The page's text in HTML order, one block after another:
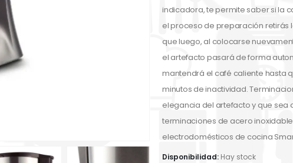
indicadora, te permite saber si la
el proceso de preparación retirás
que luego, al colocarse
el artefacto pasará de forma
mantendrá el café caliente hasta
minutos de inactividad.
elegancia del artefacto y que
terminaciones de acero
electrodomésticos de cocina
Disponibilidad: Hay stock